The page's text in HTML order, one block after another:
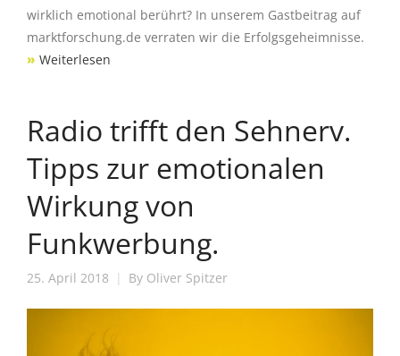
wirklich emotional berührt? In unserem Gastbeitrag auf
marktforschung.de verraten wir die Erfolgsgeheimnisse.
» Weiterlesen
Radio trifft den Sehnerv.
Tipps zur emotionalen
Wirkung von
Funkwerbung.
25. April 2018 By Oliver Spitzer